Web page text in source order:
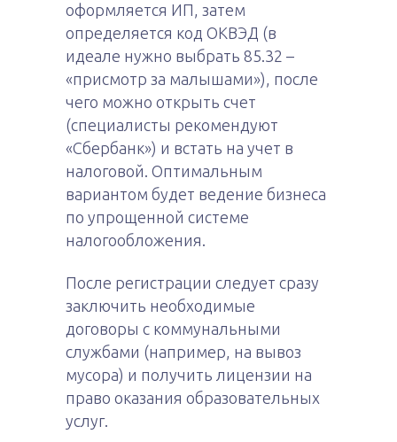
оформляется ИП, затем
определяется код ОКВЭД (в
идеале нужно выбрать 85.32 –
«присмотр за малышами»), после
чего можно открыть счет
(специалисты рекомендуют
«Сбербанк») и встать на учет в
налоговой. Оптимальным
вариантом будет ведение бизнеса
по упрощенной системе
налогообложения.
После регистрации следует сразу
заключить необходимые
договоры с коммунальными
службами (например, на вывоз
мусора) и получить лицензии на
право оказания образовательных
услуг.